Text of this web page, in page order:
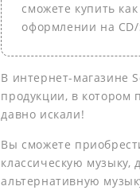
сможете купить
оформлении на СD/
В интернет-магазине
продукции, в котором
давно искали!
Вы сможете
классическую музыку,
альтернативную